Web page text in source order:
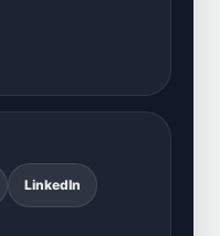
LinkedIn